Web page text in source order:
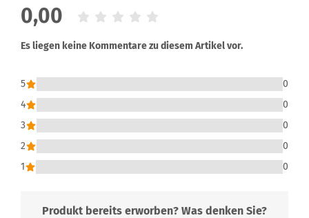
0,00
Es liegen keine Kommentare zu diesem Artikel vor.
5
0
4
0
3
0
2
0
1
0
Produkt bereits erworben? Was denken Sie?